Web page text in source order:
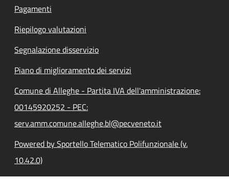
Pagamenti
Riepilogo valutazioni
Segnalazione disservizio
Piano di miglioramento dei servizi
Comune di Alleghe - Partita IVA dell'amministrazione:
00145920252 - PEC:
serv.amm.comune.alleghe.bl@pecveneto.it
Powered by Sportello Telematico Polifunzionale (v.
10.42.0)